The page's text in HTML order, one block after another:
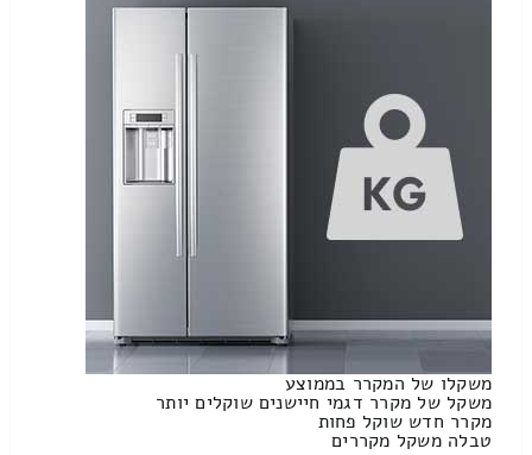
משקלו של המקרר בממוצע
משקל של מקרר דגמי חיישנים שוקלים יותר
מקרר חדש שוקל פחות
טבלה משקל מקררים